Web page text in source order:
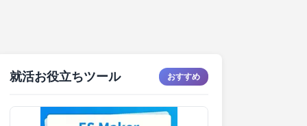
就活お役立ちツール おすすめ